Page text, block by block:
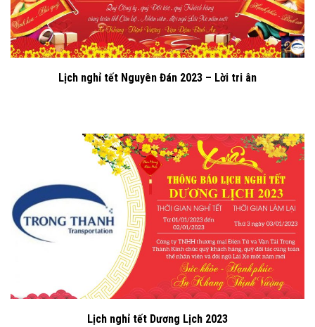
Lịch nghỉ tết Nguyên Đán 2023 – Lời tri ân
Lịch nghỉ tết Dương Lịch 2023